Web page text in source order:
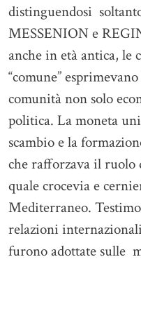
distinguendosi
MESSENION e
anche in età antica, le
“comune”
comunità non solo
politica. La moneta
scambio e la
che rafforzava il
quale crocevia e
Mediterraneo.
relazioni
furono adottate sulle